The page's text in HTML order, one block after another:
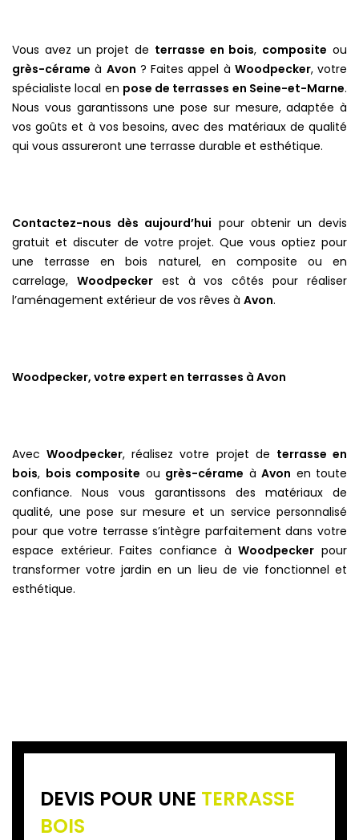
Vous avez un projet de terrasse en bois, composite ou
grès-cérame à Avon ? Faites appel à Woodpecker, votre
spécialiste local en pose de terrasses en Seine-et-Marne.
Nous vous garantissons une pose sur mesure, adaptée à
vos goûts et à vos besoins, avec des matériaux de qualité
qui vous assureront une terrasse durable et esthétique.
Contactez-nous dès aujourd’hui pour obtenir un devis
gratuit et discuter de votre projet. Que vous optiez pour
une terrasse en bois naturel, en composite ou en
carrelage, Woodpeckerest à vos côtés pour réaliser
l’aménagement extérieur de vos rêves à Avon.
Woodpecker, votre expert en terrasses à Avon
AvecWoodpecker, réalisez votre projet de terrasse en
bois, bois composite ou grès-cérame à Avon en toute
confiance. Nous vous garantissons des matériaux de
qualité, une pose sur mesure et un service personnalisé
pour que votre terrasse s’intègre parfaitement dans votre
espace extérieur. Faites confiance àWoodpecker pour
transformer votre jardin en un lieu de vie fonctionnel et
esthétique.
DEVIS POUR UNE TERRASSE
BOIS